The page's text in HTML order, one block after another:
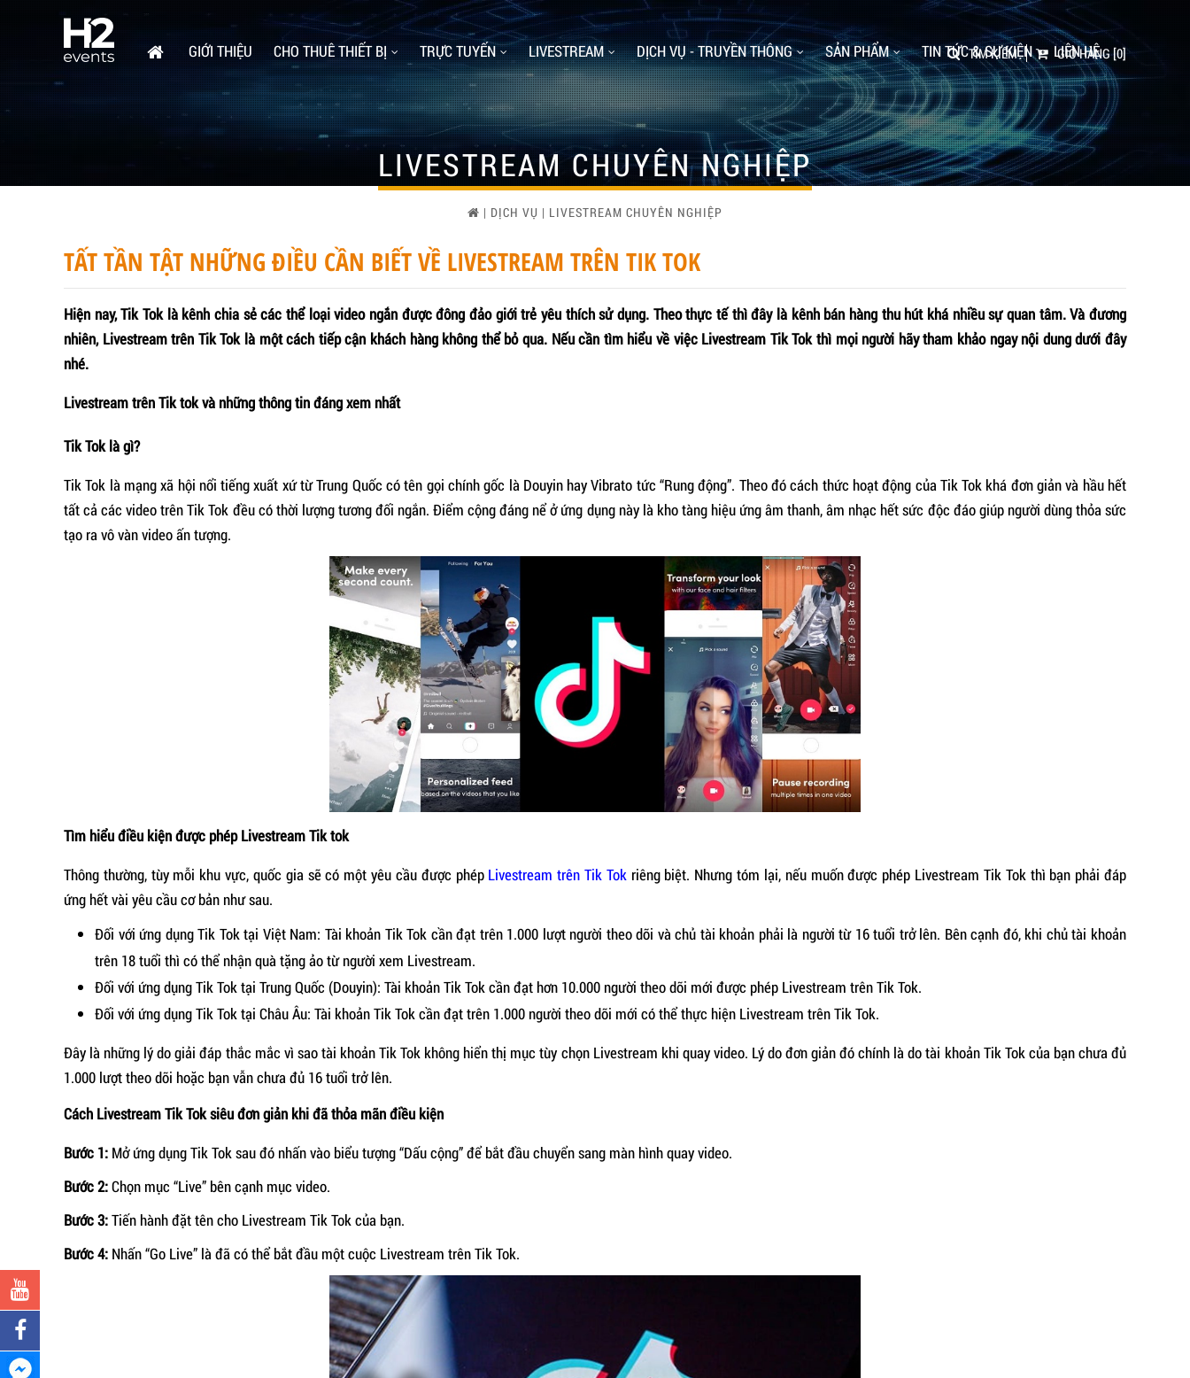
GIỚI THIỆU CHO THUÊ THIẾT BỊ TRỰC TUYẾN LIVESTREAM DỊCH VỤ - TRUYỀN THÔNG SẢN PHẨM TIN TỨC & SỰ KIỆN LIÊN HỆ
GIỎ HÀNG[0]
TÌM KIẾM
LIVESTREAM CHUYÊN NGHIỆP
| DỊCH VỤ | LIVESTREAM CHUYÊN NGHIỆP
TẤT TẦN TẬT NHỮNG ĐIỀU CẦN BIẾT VỀ LIVESTREAM TRÊN TIK TOK
Hiện nay, Tik Tok là kênh chia sẻ các thể loại video ngắn được đông đảo giới trẻ yêu thích sử dụng. Theo thực tế thì đây là kênh bán hàng thu hút khá nhiều sự quan tâm. Và đương
nhiên, Livestream trên Tik Tok là một cách tiếp cận khách hàng không thể bỏ qua. Nếu cần tìm hiểu về việc Livestream Tik Tok thì mọi người hãy tham khảo ngay nội dung dưới đây
nhé.
Livestream trên Tik tok và những thông tin đáng xem nhất
Tik Tok là gì?
Tik Tok là mạng xã hội nổi tiếng xuất xứ từ Trung Quốc có tên gọi chính gốc là Douyin hay Vibrato tức “Rung động”. Theo đó cách thức hoạt động của Tik Tok khá đơn giản và hầu hết
tất cả các video trên Tik Tok đều có thời lượng tương đối ngắn. Điểm cộng đáng nể ở ứng dụng này là kho tàng hiệu ứng âm thanh, âm nhạc hết sức độc đáo giúp người dùng thỏa sức
tạo ra vô vàn video ấn tượng.
Tìm hiểu điều kiện được phép Livestream Tik tok
Thông thường, tùy mỗi khu vực, quốc gia sẽ có một yêu cầu được phép Livestream trên Tik Tokriêng biệt. Nhưng tóm lại, nếu muốn được phép Livestream Tik Tok thì bạn phải đáp
ứng hết vài yêu cầu cơ bản như sau.
Đối với ứng dụng Tik Tok tại Việt Nam: Tài khoản Tik Tok cần đạt trên 1.000 lượt người theo dõi và chủ tài khoản phải là người từ 16 tuổi trở lên. Bên cạnh đó, khi chủ tài khoản
trên 18 tuổi thì có thể nhận quà tặng ảo từ người xem Livestream.
Đối với ứng dụng Tik Tok tại Trung Quốc (Douyin): Tài khoản Tik Tok cần đạt hơn 10.000 người theo dõi mới được phép Livestream trên Tik Tok.
Đối với ứng dụng Tik Tok tại Châu Âu: Tài khoản Tik Tok cần đạt trên 1.000 người theo dõi mới có thể thực hiện Livestream trên Tik Tok.
Đây là những lý do giải đáp thắc mắc vì sao tài khoản Tik Tok không hiển thị mục tùy chọn Livestream khi quay video. Lý do đơn giản đó chính là do tài khoản Tik Tok của bạn chưa đủ
1.000 lượt theo dõi hoặc bạn vẫn chưa đủ 16 tuổi trở lên.
Cách Livestream Tik Tok siêu đơn giản khi đã thỏa mãn điều kiện
Bước 1: Mở ứng dụng Tik Tok sau đó nhấn vào biểu tượng “Dấu cộng” để bắt đầu chuyển sang màn hình quay video.
Bước 2:Chọn mục “Live” bên cạnh mục video.
Bước 3:Tiến hành đặt tên cho Livestream Tik Tok của bạn.
Bước 4: Nhấn “Go Live” là đã có thể bắt đầu một cuộc Livestream trên Tik Tok.